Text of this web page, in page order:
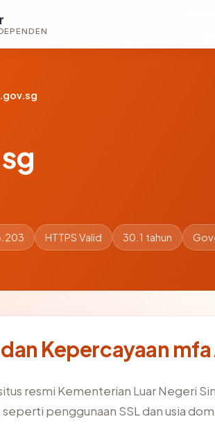
HTTPS Valid 30.1 tahun
Kepercayaan
resmi Kementerian Luar Negeri
penggunaan SSL dan usia